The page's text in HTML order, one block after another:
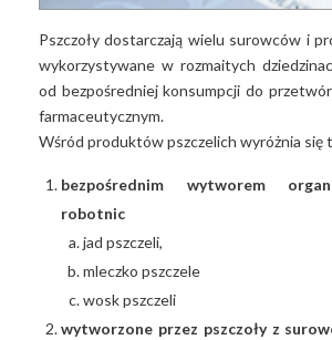
Pszczoły dostarczają wielu surowców i
wykorzystywane w rozmaitych
od bezpośredniej konsumpcji do
farmaceutycznym.
Wśród produktów pszczelich wyróżnia się
bezpośrednim wytworem
robotnic
jad pszczeli,
mleczko pszczele
wosk pszczeli
wytworzone przez pszczoły z